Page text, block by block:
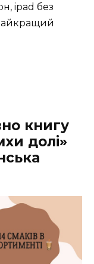
ipad без
книгу
долі»